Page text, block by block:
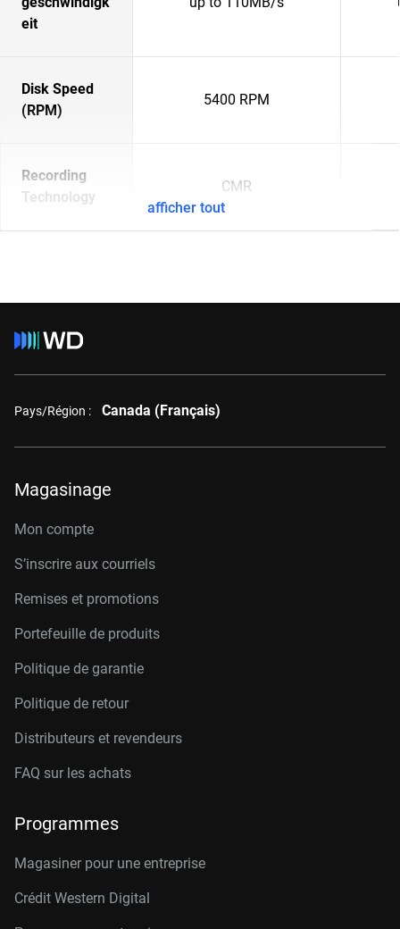
eit
Disk Speed
(RPM)
5400 RPM
Recording
Technology
CMR
afficher tout
Pays/Région : Canada (Français)
Magasinage
Mon compte
S’inscrire aux courriels
Remises et promotions
Portefeuille de produits
Politique de garantie
Politique de retour
Distributeurs et revendeurs
FAQ sur les achats
Programmes
Magasiner pour une entreprise
Crédit Western Digital